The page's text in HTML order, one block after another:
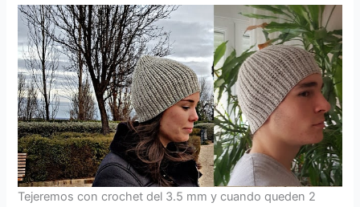
Tejeremos con crochet del 3.5 mm y cuando queden 2